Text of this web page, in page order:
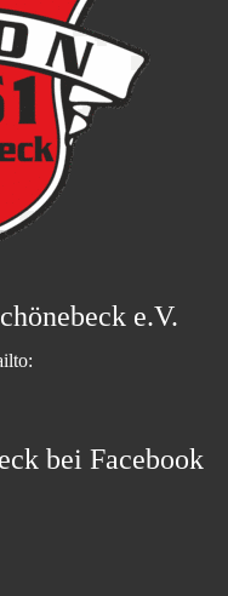
e.V.
bei Facebook